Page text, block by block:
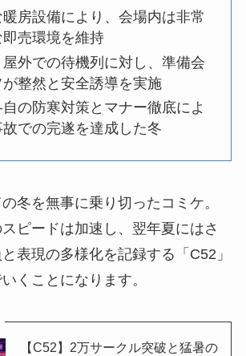
房設備により、会場内は非常
売環境を維持
外での待機列に対し、準備会
が整然と安全誘導を実施
の防寒対策とマナー徹底によ
故での完遂を達成した冬
冬を無事に乗り切ったコミケ。
ピードは加速し、翌年夏にはさ
表現の多様化を記録する「C52」
くことになります。
【C52】2万サークル突破と猛暑の